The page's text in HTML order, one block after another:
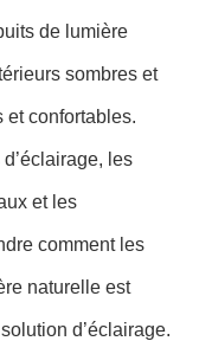
de lumière
sombres et
et confortables.
les
et les
comment les
naturelle est
d’éclairage.